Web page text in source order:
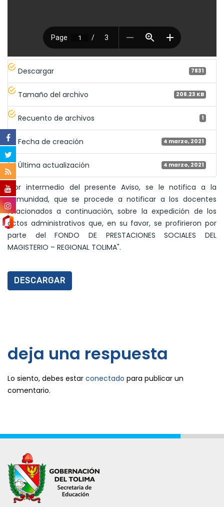
Descargar 7831
Tamaño del archivo 208.23 KB
Recuento de archivos 1
Fecha de creación 4 marzo, 2021
Última actualización 4 marzo, 2021
"Por intermedio del presente Aviso, se le notifica a la
comunidad, que se procede a notificar a los docentes
relacionados a continuación, sobre la expedición de los
actos administrativos que, en su favor, se profirieron por
parte del FONDO DE PRESTACIONES SOCIALES DEL
MAGISTERIO – REGIONAL TOLIMA".
DESCARGAR
deja una respuesta
Lo siento, debes estar conectado para publicar un
comentario.